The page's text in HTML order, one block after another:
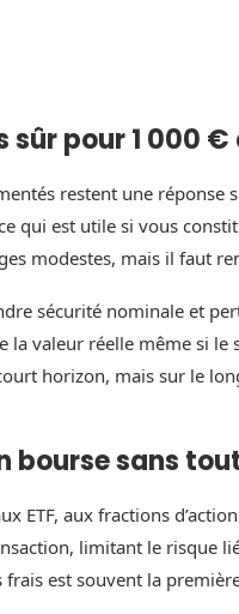
pour 1 000 €
restent une réponse
qui est utile si vous
modestes, mais il faut
sécurité nominale et
valeur réelle même si le
horizon, mais sur le
bourse sans
ETF, aux fractions
limitant le risque
est souvent la